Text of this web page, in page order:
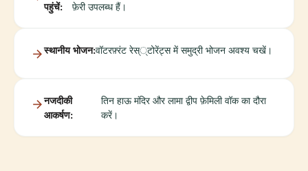
पहुंचें:
फ़ेरी उपलब्ध हैं।
स्थानीय भोजन:वॉटरफ़्रंट रेस््टोरेंट्स में समुद्री भोजन अवश्य चखें।
नजदीकी
आकर्षण:
तिन हाऊ मंदिर और लामा द्वीप फ़ेमिली वॉक का दौरा
करें।